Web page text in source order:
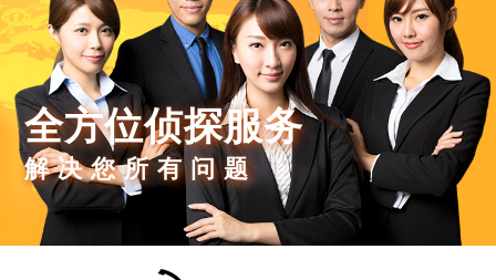
全方位侦探服务
解决您所有问题